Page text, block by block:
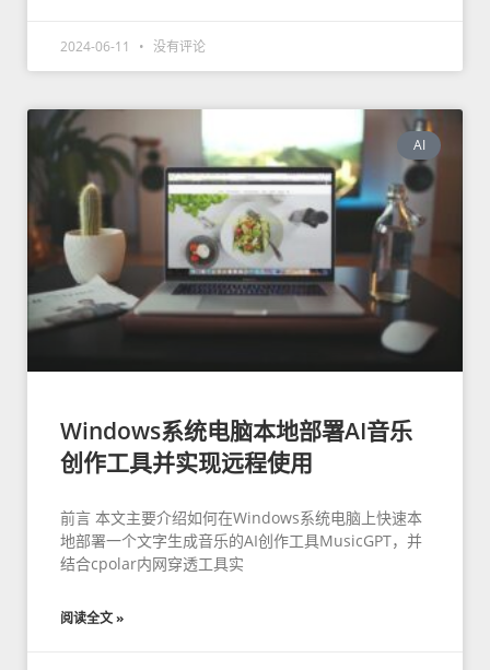
2024-06-11 没有评论
AI
Windows系统电脑本地部署AI音乐
创作工具并实现远程使用
前言 本文主要介绍如何在Windows系统电脑上快速本
地部署一个文字生成音乐的AI创作工具MusicGPT，并
结合cpolar内网穿透工具实
阅读全文 »